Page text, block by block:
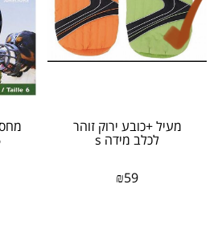
מעיל +כובע ירוק זוהר
לכלב מידה s
₪59